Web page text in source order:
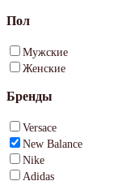
Пол
Мужские
Женские
Бренды
Versace
New Balance
Nike
Adidas